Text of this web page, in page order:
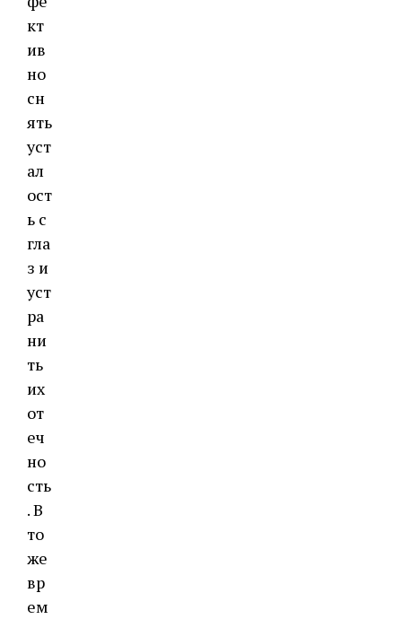
кт
ив
но
сн
ять
уст
ал
ост
ь с
гла
з и
уст
ра
ни
ть
их
от
еч
но
сть
. В
то
же
вр
ем